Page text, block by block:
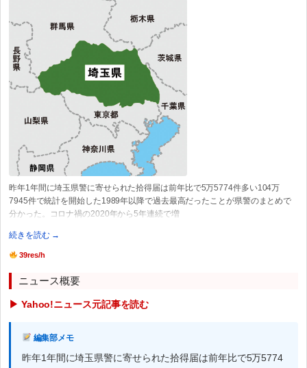
昨年1年間に埼玉県警に寄せられた拾得届は前年比で5万5774件多い104万
7945件で統計を開始した1989年以降で過去最高だったことが県警のまとめで
分かった。コロナ禍の2020年から5年連続で増
続きを読む →
39res/h
ニュース概要
▶ Yahoo!ニュース元記事を読む
編集部メモ
昨年1年間に埼玉県警に寄せられた拾得届は前年比で5万5774